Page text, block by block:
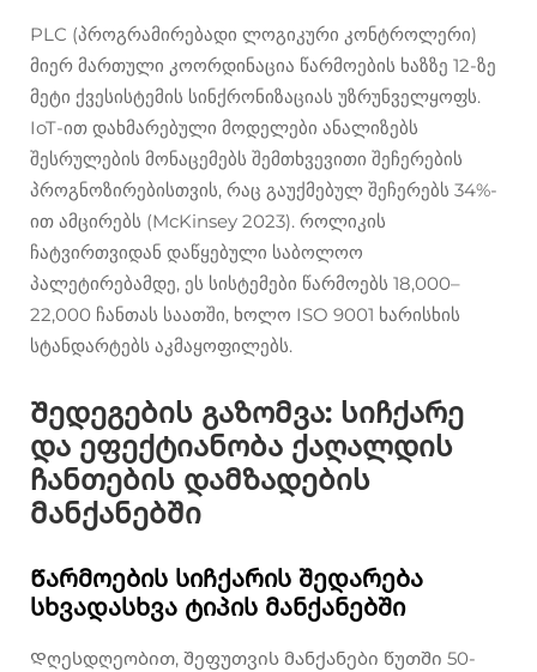
PLC (პროგრამირებადი ლოგიკური კონტროლერი)
მიერ მართული კოორდინაცია წარმოების ხაზზე 12-ზე
მეტი ქვესისტემის სინქრონიზაციას უზრუნველყოფს.
IoT-ით დახმარებული მოდელები ანალიზებს
შესრულების მონაცემებს შემთხვევითი შეჩერების
პროგნოზირებისთვის, რაც გაუქმებულ შეჩერებს 34%-
ით ამცირებს (McKinsey 2023). როლიკის
ჩატვირთვიდან დაწყებული საბოლოო
პალეტირებამდე, ეს სისტემები წარმოებს 18,000–
22,000 ჩანთას საათში, ხოლო ISO 9001 ხარისხის
სტანდარტებს აკმაყოფილებს.
Შედეგების გაზომვა: სიჩქარე
და ეფექტიანობა ქაღალდის
ჩანთების დამზადების
მანქანებში
Წარმოების სიჩქარის შედარება
სხვადასხვა ტიპის მანქანებში
Დღესდღეობით, შეფუთვის მანქანები წუთში 50-